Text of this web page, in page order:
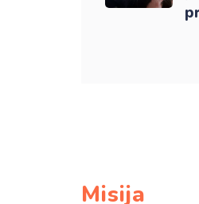
Misija